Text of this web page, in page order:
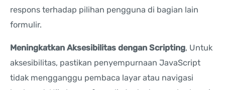
respons terhadap pilihan pengguna di bagian lain
formulir.
Meningkatkan Aksesibilitas dengan Scripting, Untuk
aksesibilitas, pastikan penyempurnaan JavaScript
tidak mengganggu pembaca layar atau navigasi